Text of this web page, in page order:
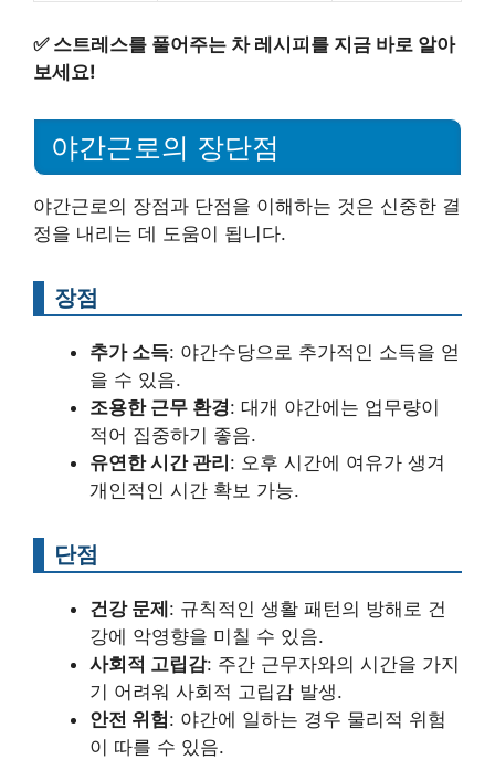
✅ 스트레스를 풀어주는 차 레시피를 지금 바로 알아
보세요!
야간근로의 장단점
야간근로의 장점과 단점을 이해하는 것은 신중한 결
정을 내리는 데 도움이 됩니다.
장점
추가 소득: 야간수당으로 추가적인 소득을 얻
을 수 있음.
조용한 근무 환경: 대개 야간에는 업무량이
적어 집중하기 좋음.
유연한 시간 관리: 오후 시간에 여유가 생겨
개인적인 시간 확보 가능.
단점
건강 문제: 규칙적인 생활 패턴의 방해로 건
강에 악영향을 미칠 수 있음.
사회적 고립감: 주간 근무자와의 시간을 가지
기 어려워 사회적 고립감 발생.
안전 위험: 야간에 일하는 경우 물리적 위험
이 따를 수 있음.